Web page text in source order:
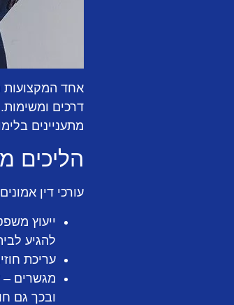
אחד המקצועות
דרכים
מתעניינים
הליכים
עורכי דין
ייעוץ
להגיע
עריכת
מגשרים –
ובכך גם